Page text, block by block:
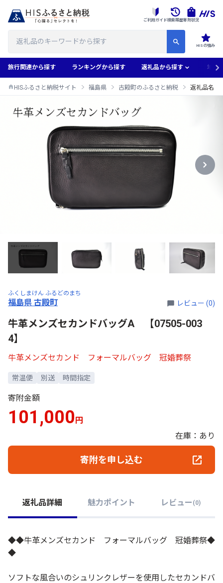
HISの強み
ご利用ガイド検索履歴寄附状況
旅行関連から探す ランキングから探す 返礼品から探す 地域
HISふるさと納税サイト 福島県 古殿町のふるさと納税 返礼品名
ふくしまけん ふるどのまち
福島県 古殿町 レビュー (0)
牛革メンズセカンドバッグA 【07505-003
4】
牛革メンズセカンド フォーマルバッグ 冠婚葬祭
常温便 別送 時間指定
寄附金額
101,000 円
在庫：あり
寄附を申し込む
返礼品詳細 魅力ポイント レビュー (0)
◆◆牛革メンズセカンド フォーマルバッグ 冠婚葬祭◆
◆
ソフトな風合いのシュリンクレザーを使用したセカンドバ